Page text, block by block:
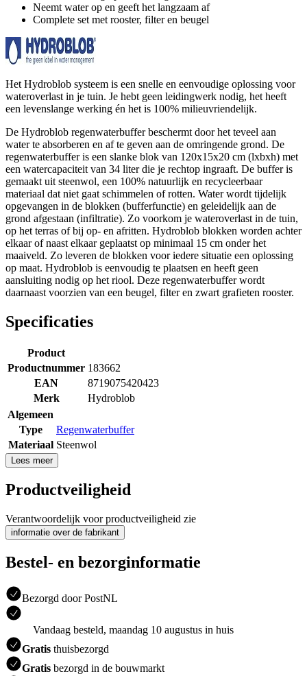
Neemt water op en geeft het langzaam af
Complete set met rooster, filter en beugel
Het Hydroblob systeem is een snelle en eenvoudige oplossing voor
wateroverlast in je tuin. Je hebt geen leidingwerk nodig, het heeft
een levenslange werking én het is 100% milieuvriendelijk.
De Hydroblob regenwaterbuffer beschermt door het teveel aan
water te absorberen en af te geven aan de omringende grond. De
regenwaterbuffer is een slanke blok van 120x15x20 cm (lxbxh) met
een watercapaciteit van 34 liter die je rechtop ingraaft. De buffer is
gemaakt uit steenwol, een 100% natuurlijk en recycleerbaar
materiaal dat niet gaat schimmelen of rotten. Water wordt tijdelijk
opgevangen in de blokken (bufferfunctie) en geleidelijk aan de
grond afgestaan (infiltratie). Zo voorkom je wateroverlast in de tuin,
op het terras of bij op- en afritten. Hydroblob blokken worden achter
elkaar of naast elkaar geplaatst op minimaal 15 cm onder het
maaiveld. Zo leveren de blokken voor iedere situatie een oplossing
op maat. Hydroblob is eenvoudig te plaatsen en heeft geen
aansluiting nodig op het riool. Deze regenwaterbuffer wordt
daarnaast voorzien van een beugel, filter en zwart grafieten rooster.
Specificaties
Product
Productnummer 183662
EAN
8719075420423
Merk
Hydroblob
Algemeen
Type
Regenwaterbuffer
Materiaal Steenwol
Lees meer
Productveiligheid
Verantwoordelijk voor productveiligheid zie
informatie over de fabrikant
Bestel- en bezorginformatie
Bezorgd door PostNL
Vandaag besteld, maandag 10 augustus in huis
Gratis thuisbezorgd
Gratis bezorgd in de bouwmarkt